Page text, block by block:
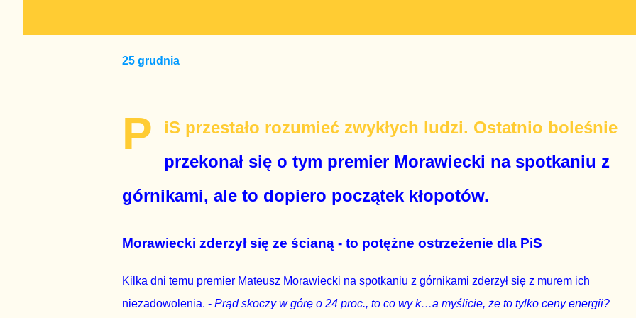
25 grudnia
P
iS przestało rozumieć zwykłych ludzi. Ostatnio boleśnie
przekonał się o tym premier Morawiecki na spotkaniu z
górnikami, ale to dopiero początek kłopotów.
Morawiecki zderzył się ze ścianą - to potężne ostrzeżenie dla PiS
Kilka dni temu premier Mateusz Morawiecki na spotkaniu z górnikami zderzył się z murem ich
niezadowolenia. - Prąd skoczy w górę o 24 proc., to co wy k…a myślicie, że to tylko ceny energii?